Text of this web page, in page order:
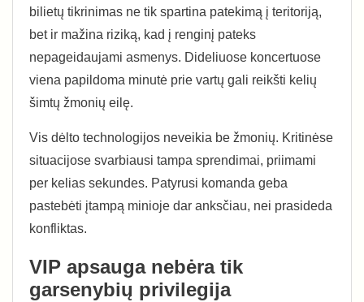
bilietų tikrinimas ne tik spartina patekimą į teritoriją,
bet ir mažina riziką, kad į renginį pateks
nepageidaujami asmenys. Dideliuose koncertuose
viena papildoma minutė prie vartų gali reikšti kelių
šimtų žmonių eilę.
Vis dėlto technologijos neveikia be žmonių. Kritinėse
situacijose svarbiausi tampa sprendimai, priimami
per kelias sekundes. Patyrusi komanda geba
pastebėti įtampą minioje dar anksčiau, nei prasideda
konfliktas.
VIP apsauga nebėra tik
garsenybių privilegija